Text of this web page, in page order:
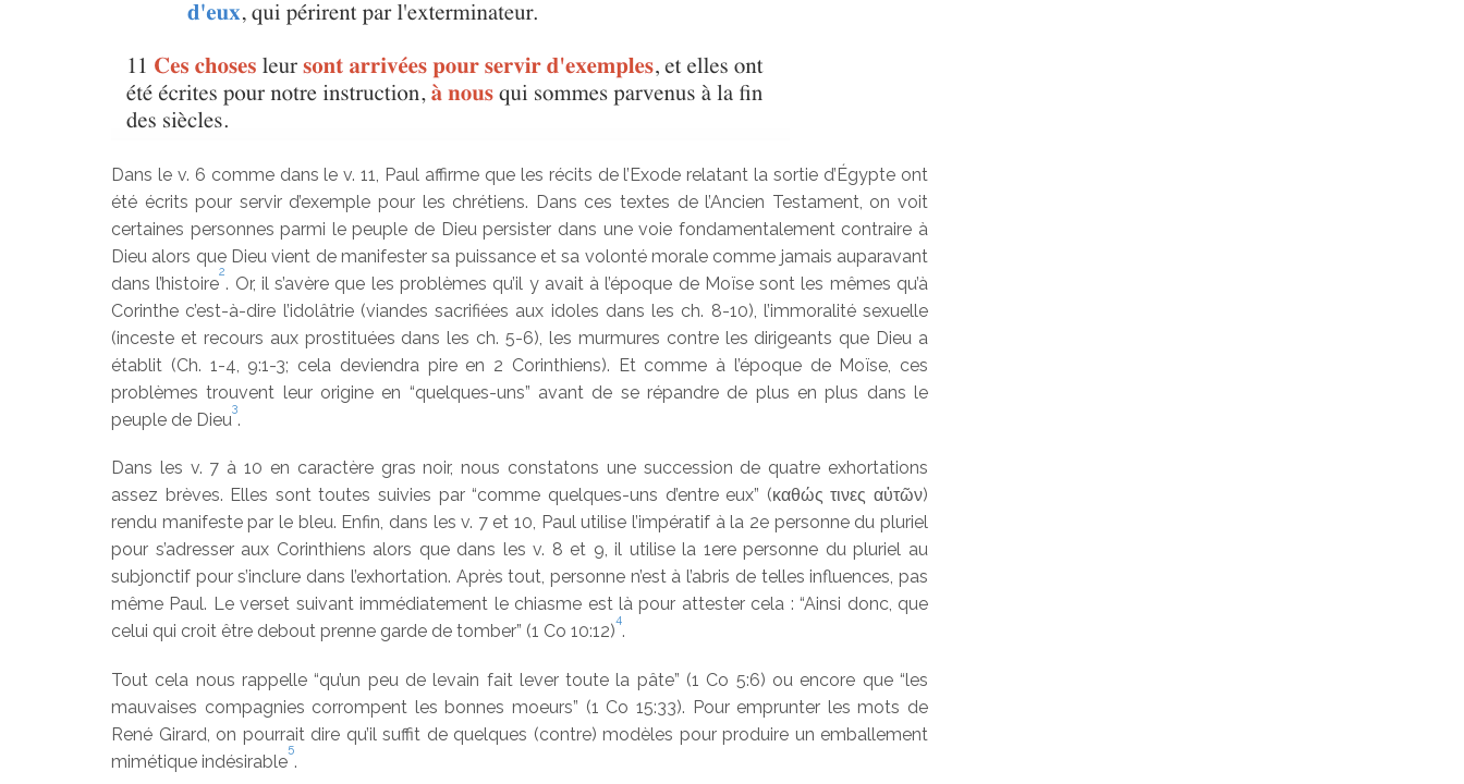
Dans le v. 6 comme dans le v. 11, Paul affirme que les récits de l’Exode relatant la sortie d’Égypte ont
été écrits pour servir d’exemple pour les chrétiens. Dans ces textes de l’Ancien Testament, on voit
certaines personnes parmi le peuple de Dieu persister dans une voie fondamentalement contraire à
Dieu alors que Dieu vient de manifester sa puissance et sa volonté morale comme jamais auparavant
dans l’histoire
2
. Or, il s’avère que les problèmes qu’il y avait à l’époque de Moïse sont les mêmes qu’à
Corinthe c’est-à-dire l’idolâtrie (viandes sacrifiées aux idoles dans les ch. 8-10), l’immoralité sexuelle
(inceste et recours aux prostituées dans les ch. 5-6), les murmures contre les dirigeants que Dieu a
établit (Ch. 1-4, 9:1-3; cela deviendra pire en 2 Corinthiens). Et comme à l’époque de Moïse, ces
problèmes trouvent leur origine en “quelques-uns” avant de se répandre de plus en plus dans le
peuple de Dieu
3
.
Dans les v. 7 à 10 en caractère gras noir, nous constatons une succession de quatre exhortations
assez brèves. Elles sont toutes suivies par “comme quelques-uns d’entre eux” (καθώς τινες αὐτῶν)
rendu manifeste par le bleu. Enfin, dans les v. 7 et 10, Paul utilise l’impératif à la 2e personne du pluriel
pour s’adresser aux Corinthiens alors que dans les v. 8 et 9, il utilise la 1ere personne du pluriel au
subjonctif pour s’inclure dans l’exhortation. Après tout, personne n’est à l’abris de telles influences, pas
même Paul. Le verset suivant immédiatement le chiasme est là pour attester cela : “Ainsi donc, que
celui qui croit être debout prenne garde de tomber” (1 Co 10:12)
4
.
Tout cela nous rappelle “qu’un peu de levain fait lever toute la pâte” (1 Co 5:6) ou encore que “les
mauvaises compagnies corrompent les bonnes moeurs” (1 Co 15:33). Pour emprunter les mots de
René Girard, on pourrait dire qu’il suffit de quelques (contre) modèles pour produire un emballement
mimétique indésirable
5
.